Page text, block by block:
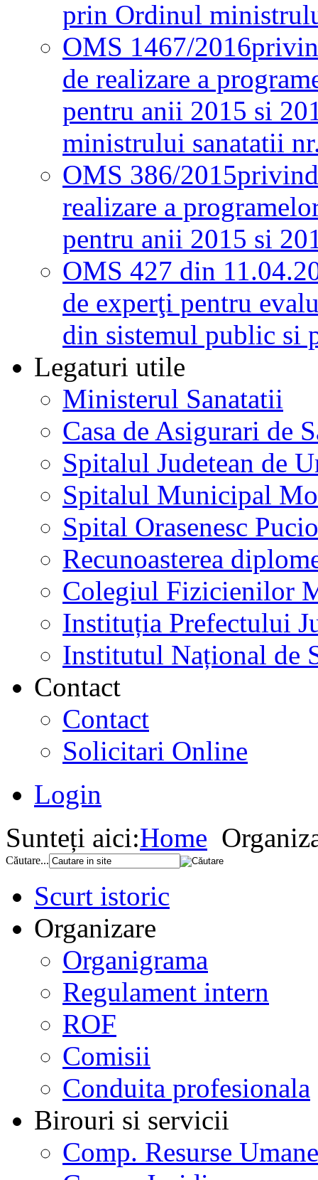
prin Ordinul
OMS 1467/2016
de realizare a
pentru anii 2015 si
ministrului sanatatii
OMS 386/2015
realizare a
pentru anii 2015 si
OMS 427 din
de experţi pentru
din sistemul public si
Legaturi utile
Ministerul Sanatatii
Casa de Asigurari de
Spitalul Judetean de
Spitalul Municipal
Spital Orasenesc
Recunoasterea
Colegiul Fizicienilor
Instituția Prefectului
Institutul Național de
Contact
Contact
Solicitari Online
Login
Sunteți aici:Home
Căutare...
Scurt istoric
Organizare
Organigrama
Regulament intern
ROF
Comisii
Conduita profesionala
Birouri si servicii
Comp. Resurse Umane